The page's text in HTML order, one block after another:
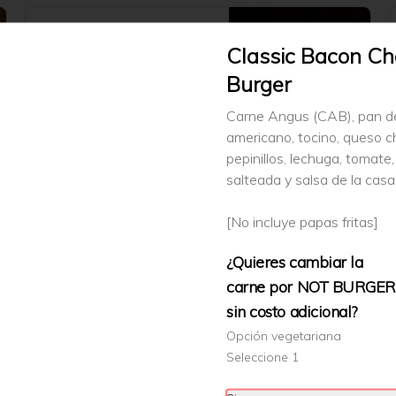
Classic Bacon
Burger
Carne Angus (CAB), pan
americano, tocino, queso
pepinillos, lechuga,
salteada y salsa de la casa.
[No incluye papas fritas]
¿Quieres cambiar la
carne por NOT BURGER
sin costo adicional?
Opción vegetariana
Seleccione 1